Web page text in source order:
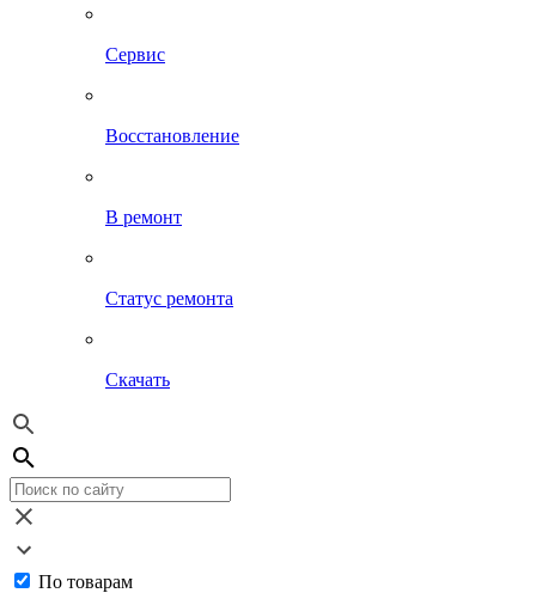
Сервис
Восстановление
В ремонт
Статус ремонта
Скачать
По товарам